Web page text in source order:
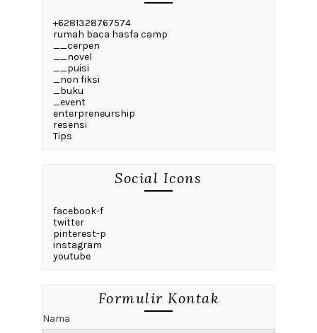
+6281328767574
rumah baca hasfa camp
__cerpen
__novel
__puisi
_non fiksi
_buku
_event
enterpreneurship
resensi
Tips
Social Icons
facebook-f
twitter
pinterest-p
instagram
youtube
Formulir Kontak
Nama